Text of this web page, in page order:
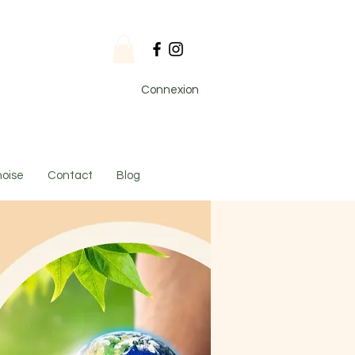
Connexion
Contact Blog